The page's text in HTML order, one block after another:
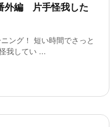
外編 片手怪我した
ング！ 短い時間でさっと
我してい ...